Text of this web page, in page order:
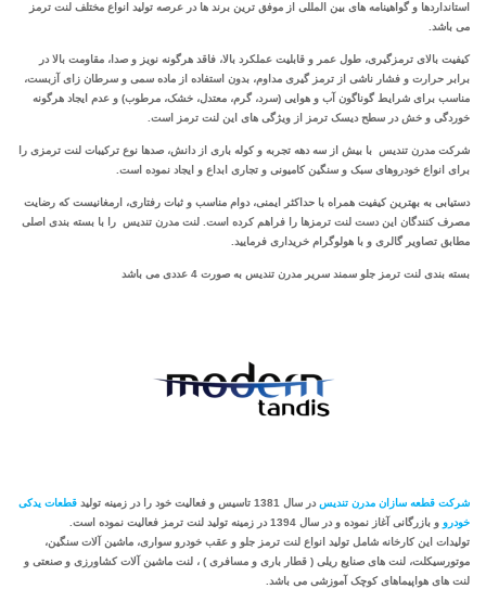
استانداردها و گواهینامه‌ های بین ‌المللی از موفق ترین برند ها در عرصه تولید انواع مختلف لنت ترمز
می باشد.
کیفیت بالای ترمزگیری، طول عمر و قابلیت عملکرد بالا، فاقد هرگونه نویز و صدا، مقاومت بالا در
برابر حرارت و فشار ناشی از ترمز گیری مداوم، بدون استفاده از ماده سمی و سرطان زای آزبست،
مناسب برای شرایط گوناگون آب و هوایی (سرد، گرم، معتدل، خشک، مرطوب) و عدم ایجاد هرگونه
خوردگی و خش در سطح دیسک ترمز از ویژگی های این لنت ترمز است.
شرکت مدرن تندیس با بیش از سه دهه تجربه و کوله باری از دانش، صدها نوع ترکیبات لنت ترمزی را
برای انواع خودروهای سبک و سنگین کامیونی و تجاری ابداع و ایجاد نموده است.
دستیابی به بهترین کیفیت همراه با حداکثر ایمنی، دوام مناسب و ثبات رفتاری، ارمغانیست که رضایت
مصرف کنندگان این دست لنت ترمزها را فراهم کرده است. لنت مدرن تندیس را با بسته بندی اصلی
مطابق تصاویر گالری و با هولوگرام خریداری فرمایید.
بسته بندی لنت ترمز جلو سمند سریر مدرن تندیس به صورت 4 عددی می باشد
شرکت قطعه سازان مدرن تندیسدر سال 1381 تاسیس و فعالیت خود را در زمینه تولید
قطعات یدکی
خودرو و بازرگانی آغاز نموده و در سال 1394 در زمینه تولید لنت ترمز فعالیت نموده است.
تولیدات این کارخانه شامل تولید انواع لنت ترمز جلو و عقب خودرو سواری، ماشین آلات سنگین،
موتورسیکلت، لنت های صنایع ریلی ( قطار باری و مسافری ) ، لنت ماشین آلات کشاورزی و صنعتی و
لنت های هواپیماهای کوچک آموزشی می باشد.